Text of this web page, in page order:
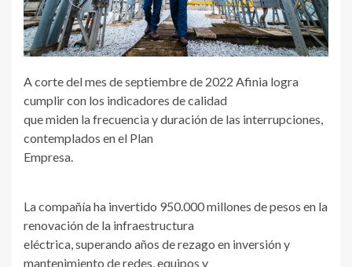
A corte del mes de septiembre de 2022 Afinia logra
cumplir con los indicadores de calidad
que miden la frecuencia y duración de las interrupciones,
contemplados en el Plan
Empresa.
La compañía ha invertido 950.000 millones de pesos en la
renovación de la infraestructura
eléctrica, superando años de rezago en inversión y
mantenimiento de redes, equipos y